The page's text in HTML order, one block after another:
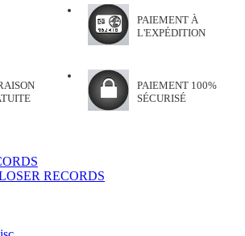
PAIEMENT À
L'EXPÉDITION
PAIEMENT 100%
SÉCURISÉ
RECORDS